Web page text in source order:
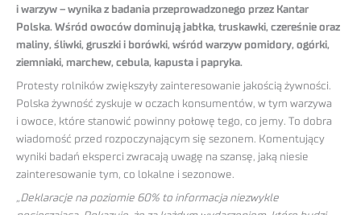
i warzyw – wynika z badania przeprowadzonego przez Kantar
Polska. Wśród owoców dominują jabłka, truskawki, czereśnie oraz
maliny, śliwki, gruszki i borówki, wśród warzyw pomidory, ogórki,
ziemniaki, marchew, cebula, kapusta i papryka.
Protesty rolników zwiększyły zainteresowanie jakością żywności.
Polska żywność zyskuje w oczach konsumentów, w tym warzywa
i owoce, które stanowić powinny połowę tego, co jemy. To dobra
wiadomość przed rozpoczynającym się sezonem. Komentujący
wyniki badań eksperci zwracają uwagę na szansę, jaką niesie
zainteresowanie tym, co lokalne i sezonowe.
„Deklaracje na poziomie 60% to informacja niezwykle